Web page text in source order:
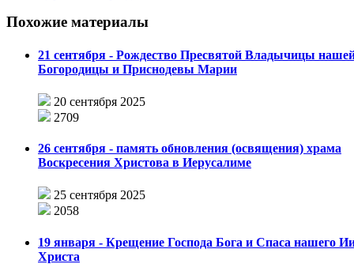
Похожие материалы
21 сентября - Рождество Пресвятой Владычицы
Богородицы и Приснодевы Марии
20 сентября 2025
2709
26 сентября - память обновления (освящения) храма
Воскресения Христова в Иерусалиме
25 сентября 2025
2058
19 января - Крещение Господа Бога и Спаса нашего
Христа